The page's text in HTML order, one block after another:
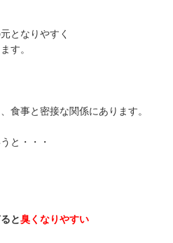
となりやすく
す。
食事と密接な関係にあります。
と・・・
と臭くなりやすい